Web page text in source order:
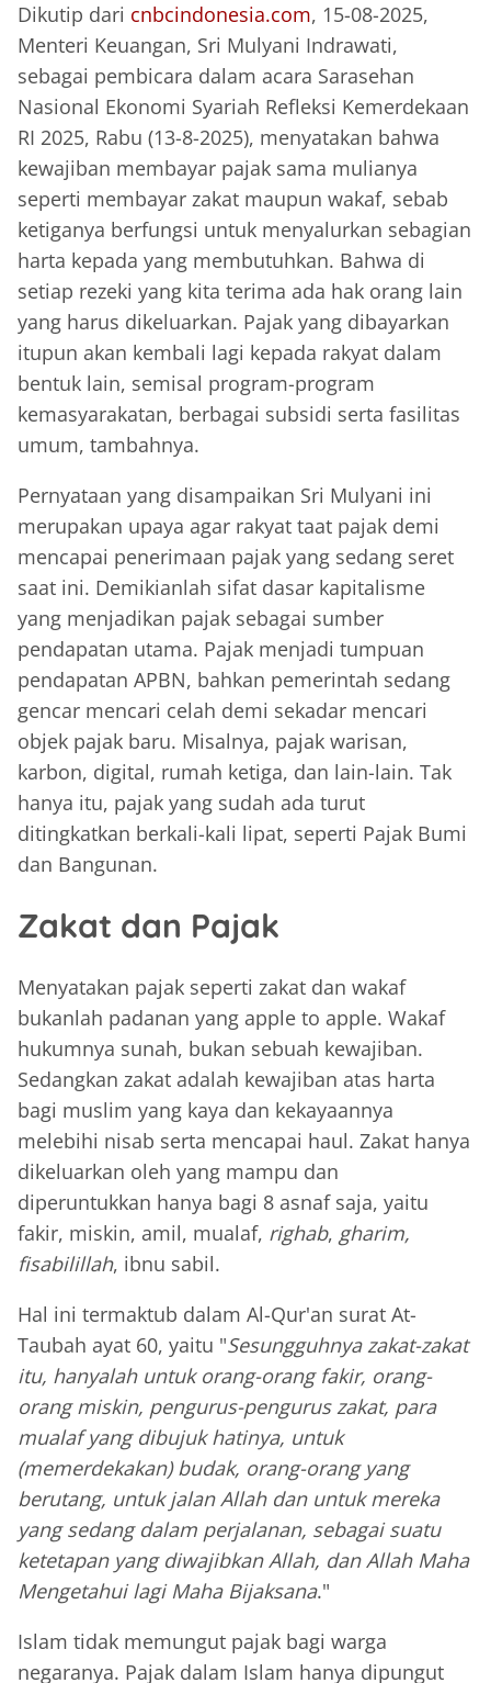
Dikutip dari cnbcindonesia.com, 15-08-2025,
Menteri Keuangan, Sri Mulyani Indrawati,
sebagai pembicara dalam acara Sarasehan
Nasional Ekonomi Syariah Refleksi Kemerdekaan
RI 2025, Rabu (13-8-2025), menyatakan bahwa
kewajiban membayar pajak sama mulianya
seperti membayar zakat maupun wakaf, sebab
ketiganya berfungsi untuk menyalurkan sebagian
harta kepada yang membutuhkan. Bahwa di
setiap rezeki yang kita terima ada hak orang lain
yang harus dikeluarkan. Pajak yang dibayarkan
itupun akan kembali lagi kepada rakyat dalam
bentuk lain, semisal program-program
kemasyarakatan, berbagai subsidi serta fasilitas
umum, tambahnya.
Pernyataan yang disampaikan Sri Mulyani ini
merupakan upaya agar rakyat taat pajak demi
mencapai penerimaan pajak yang sedang seret
saat ini. Demikianlah sifat dasar kapitalisme
yang menjadikan pajak sebagai sumber
pendapatan utama. Pajak menjadi tumpuan
pendapatan APBN, bahkan pemerintah sedang
gencar mencari celah demi sekadar mencari
objek pajak baru. Misalnya, pajak warisan,
karbon, digital, rumah ketiga, dan lain-lain. Tak
hanya itu, pajak yang sudah ada turut
ditingkatkan berkali-kali lipat, seperti Pajak Bumi
dan Bangunan.
Zakat dan Pajak
Menyatakan pajak seperti zakat dan wakaf
bukanlah padanan yang apple to apple. Wakaf
hukumnya sunah, bukan sebuah kewajiban.
Sedangkan zakat adalah kewajiban atas harta
bagi muslim yang kaya dan kekayaannya
melebihi nisab serta mencapai haul. Zakat hanya
dikeluarkan oleh yang mampu dan
diperuntukkan hanya bagi 8 asnaf saja, yaitu
fakir, miskin, amil, mualaf, righab, gharim,
fisabilillah, ibnu sabil.
Hal ini termaktub dalam Al-Qur'an surat At-
Taubah ayat 60, yaitu "Sesungguhnya zakat-zakat
itu, hanyalah untuk orang-orang fakir, orang-
orang miskin, pengurus-pengurus zakat, para
mualaf yang dibujuk hatinya, untuk
(memerdekakan) budak, orang-orang yang
berutang, untuk jalan Allah dan untuk mereka
yang sedang dalam perjalanan, sebagai suatu
ketetapan yang diwajibkan Allah, dan Allah Maha
Mengetahui lagi Maha Bijaksana."
Islam tidak memungut pajak bagi warga
negaranya. Pajak dalam Islam hanya dipungut